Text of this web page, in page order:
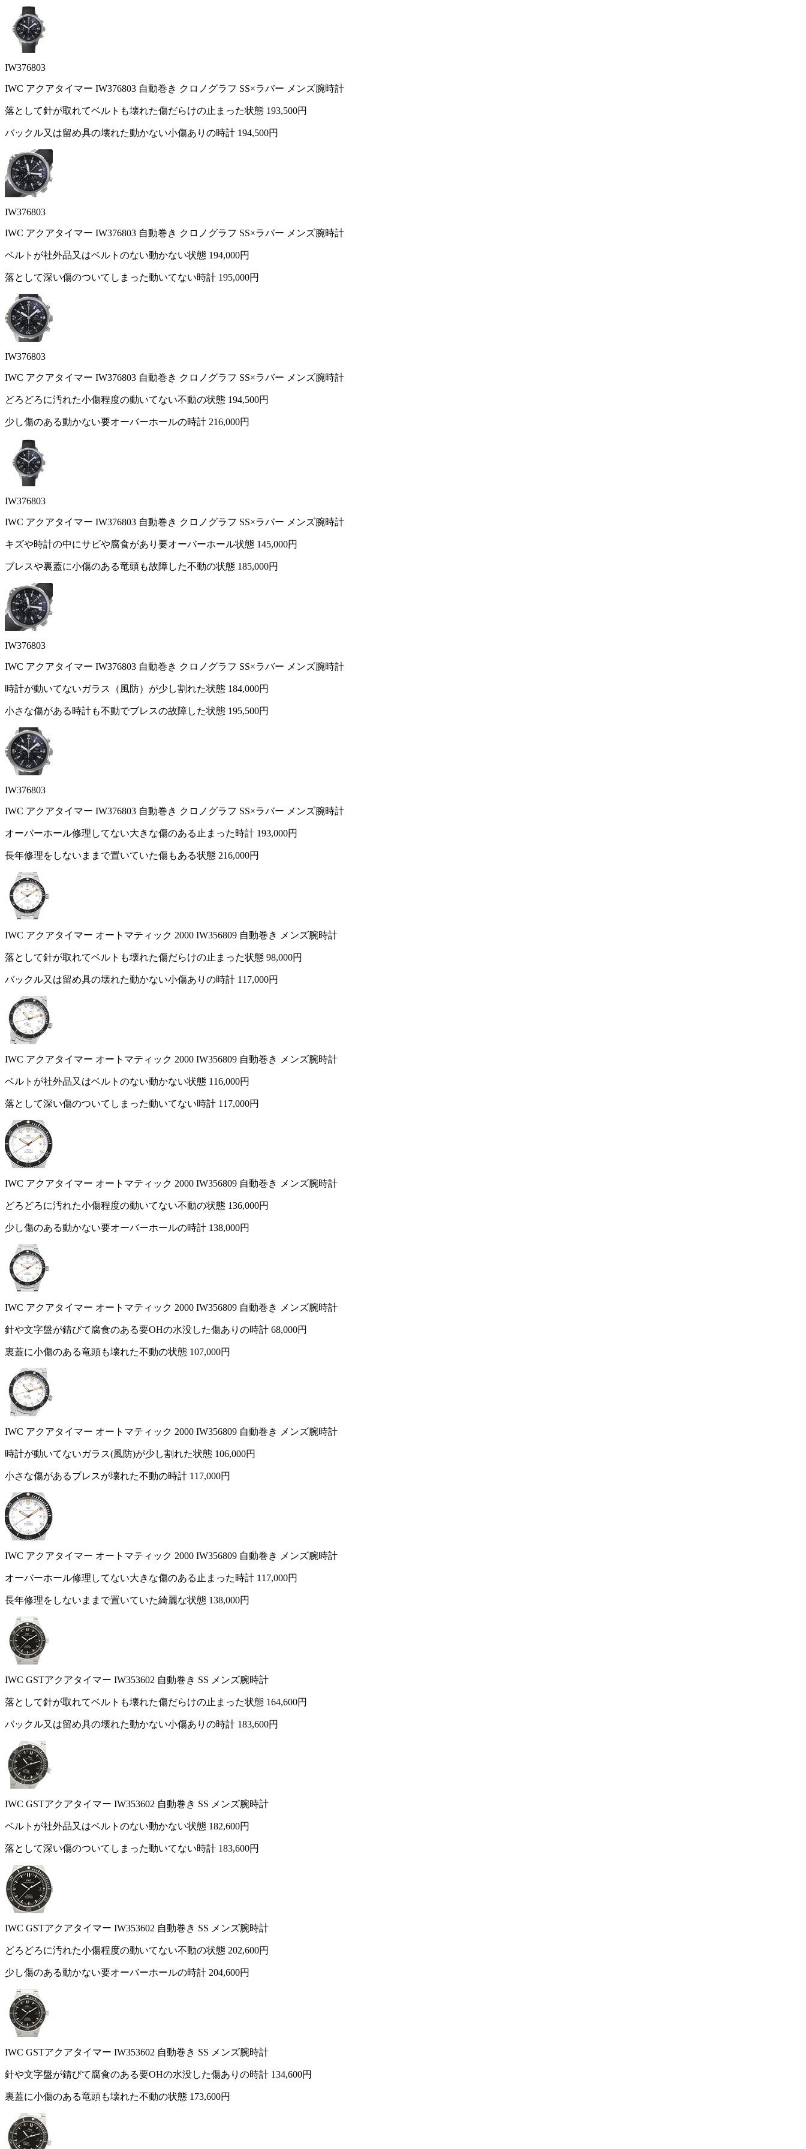
IW376803
IWC アクアタイマー IW376803 自動巻き クロノグラフ SS×ラバー メンズ腕時計
落として針が取れてベルトも壊れた傷だらけの止まった状態 193,500円
バックル又は留め具の壊れた動かない小傷ありの時計 194,500円
IW376803
IWC アクアタイマー IW376803 自動巻き クロノグラフ SS×ラバー メンズ腕時計
ベルトが社外品又はベルトのない動かない状態 194,000円
落として深い傷のついてしまった動いてない時計 195,000円
IW376803
IWC アクアタイマー IW376803 自動巻き クロノグラフ SS×ラバー メンズ腕時計
どろどろに汚れた小傷程度の動いてない不動の状態 194,500円
少し傷のある動かない要オーバーホールの時計 216,000円
IW376803
IWC アクアタイマー IW376803 自動巻き クロノグラフ SS×ラバー メンズ腕時計
キズや時計の中にサビや腐食があり要オーバーホール状態 145,000円
ブレスや裏蓋に小傷のある竜頭も故障した不動の状態 185,000円
IW376803
IWC アクアタイマー IW376803 自動巻き クロノグラフ SS×ラバー メンズ腕時計
時計が動いてないガラス（風防）が少し割れた状態 184,000円
小さな傷がある時計も不動でブレスの故障した状態 195,500円
IW376803
IWC アクアタイマー IW376803 自動巻き クロノグラフ SS×ラバー メンズ腕時計
オーバーホール修理してない大きな傷のある止まった時計 193,000円
長年修理をしないままで置いていた傷もある状態 216,000円
IWC アクアタイマー オートマティック 2000 IW356809 自動巻き メンズ腕時計
落として針が取れてベルトも壊れた傷だらけの止まった状態 98,000円
バックル又は留め具の壊れた動かない小傷ありの時計 117,000円
IWC アクアタイマー オートマティック 2000 IW356809 自動巻き メンズ腕時計
ベルトが社外品又はベルトのない動かない状態 116,000円
落として深い傷のついてしまった動いてない時計 117,000円
IWC アクアタイマー オートマティック 2000 IW356809 自動巻き メンズ腕時計
どろどろに汚れた小傷程度の動いてない不動の状態 136,000円
少し傷のある動かない要オーバーホールの時計 138,000円
IWC アクアタイマー オートマティック 2000 IW356809 自動巻き メンズ腕時計
針や文字盤が錆びて腐食のある要OHの水没した傷ありの時計 68,000円
裏蓋に小傷のある竜頭も壊れた不動の状態 107,000円
IWC アクアタイマー オートマティック 2000 IW356809 自動巻き メンズ腕時計
時計が動いてないガラス(風防)が少し割れた状態 106,000円
小さな傷があるブレスが壊れた不動の時計 117,000円
IWC アクアタイマー オートマティック 2000 IW356809 自動巻き メンズ腕時計
オーバーホール修理してない大きな傷のある止まった時計 117,000円
長年修理をしないままで置いていた綺麗な状態 138,000円
IWC GSTアクアタイマー IW353602 自動巻き SS メンズ腕時計
落として針が取れてベルトも壊れた傷だらけの止まった状態 164,600円
バックル又は留め具の壊れた動かない小傷ありの時計 183,600円
IWC GSTアクアタイマー IW353602 自動巻き SS メンズ腕時計
ベルトが社外品又はベルトのない動かない状態 182,600円
落として深い傷のついてしまった動いてない時計 183,600円
IWC GSTアクアタイマー IW353602 自動巻き SS メンズ腕時計
どろどろに汚れた小傷程度の動いてない不動の状態 202,600円
少し傷のある動かない要オーバーホールの時計 204,600円
IWC GSTアクアタイマー IW353602 自動巻き SS メンズ腕時計
針や文字盤が錆びて腐食のある要OHの水没した傷ありの時計 134,600円
裏蓋に小傷のある竜頭も壊れた不動の状態 173,600円